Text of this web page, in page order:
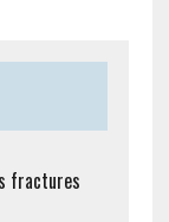
fractures